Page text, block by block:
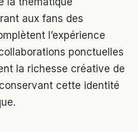
aux fans des
l’expérience
ponctuelles
la richesse créative de
cette identité